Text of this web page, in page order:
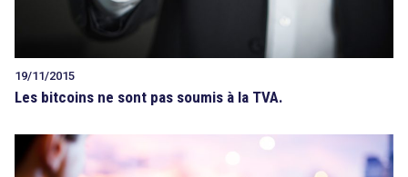
19/11/2015
Les bitcoins ne sont pas soumis à la TVA.